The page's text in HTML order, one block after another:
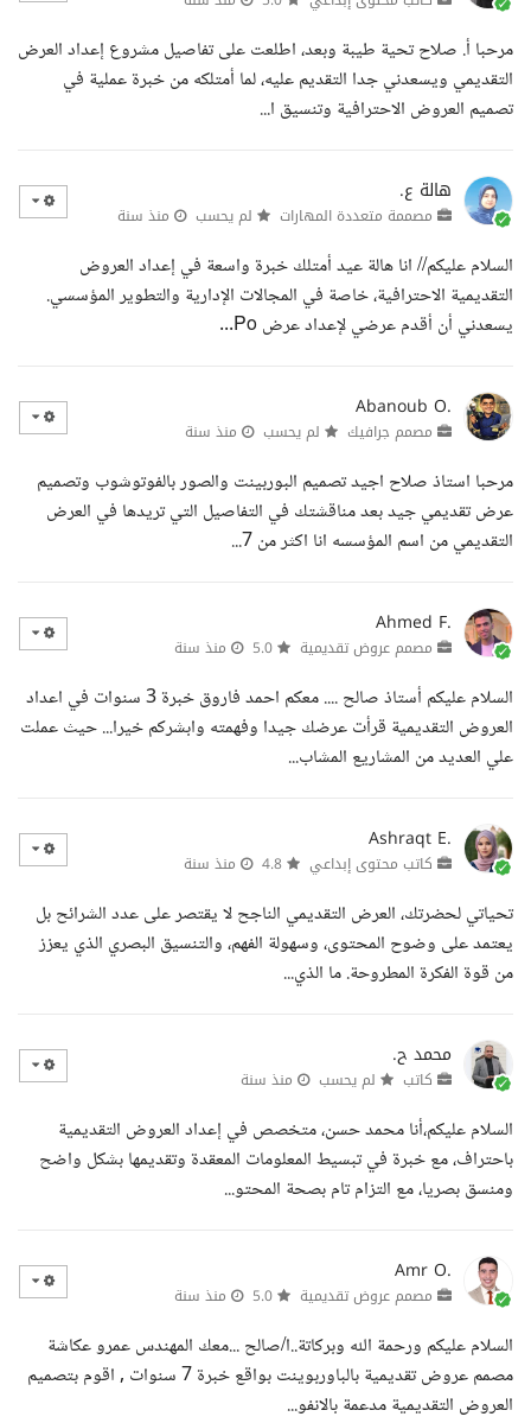
مرحبا أ. صلاح تحية طيبة وبعد، اطلعت على تفاصيل مشروع إعداد العرض
التقديمي ويسعدني جدا التقديم عليه، لما أمتلكه من خبرة عملية في
تصميم العروض الاحترافية وتنسيق ا...
هالة ع.
مصممة متعددة المهارات لم يحسب منذ سنة
السلام عليكم// انا هالة عيد أمتلك خبرة واسعة في إعداد العروض
التقديمية الاحترافية، خاصة في المجالات الإدارية والتطوير المؤسسي.
يسعدني أن أقدم عرضي لإعداد عرض Po...
Abanoub O.
مصمم جرافيك لم يحسب منذ سنة
مرحبا استاذ صلاح اجيد تصميم البوربينت والصور بالفوتوشوب وتصميم
عرض تقديمي جيد بعد مناقشتك في التفاصيل التي تريدها في العرض
التقديمي من اسم المؤسسه انا اكثر من 7...
Ahmed F.
مصمم عروض تقديمية منذ سنة
السلام عليكم أستاذ صالح .... معكم احمد فاروق خبرة 3 سنوات في اعداد
العروض التقديمية قرأت عرضك جيدا وفهمته وابشركم خيرا... حيث عملت
علي العديد من المشاريع المشاب...
Ashraqt E.
كاتب محتوى إبداعي منذ سنة
تحياتي لحضرتك، العرض التقديمي الناجح لا يقتصر على عدد الشرائح بل
يعتمد على وضوح المحتوى، وسهولة الفهم، والتنسيق البصري الذي يعزز
من قوة الفكرة المطروحة. ما الذي...
محمد ح.
كاتب لم يحسب منذ سنة
السلام عليكم،أنا محمد حسن، متخصص في إعداد العروض التقديمية
باحتراف، مع خبرة في تبسيط المعلومات المعقدة وتقديمها بشكل واضح
ومنسق بصريا، مع التزام تام بصحة المحتو...
Amr O.
مصمم عروض تقديمية منذ سنة
السلام عليكم ورحمة الله وبركاتة..ا/صالح ...معك المهندس عمرو عكاشة
مصمم عروض تقديمية بالباوربوينت بواقع خبرة 7 سنوات , اقوم بتصميم
العروض التقديمية مدعمة بالانفو...